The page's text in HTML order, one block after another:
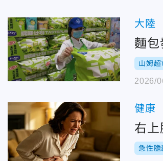
大陸
麵
山姆超
2026/
健康
右
急性膽